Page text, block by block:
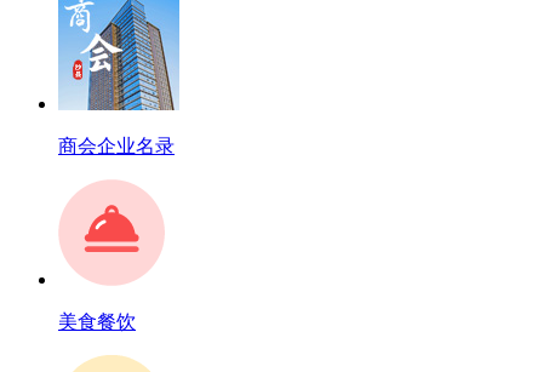
商会企业名录
美食餐饮